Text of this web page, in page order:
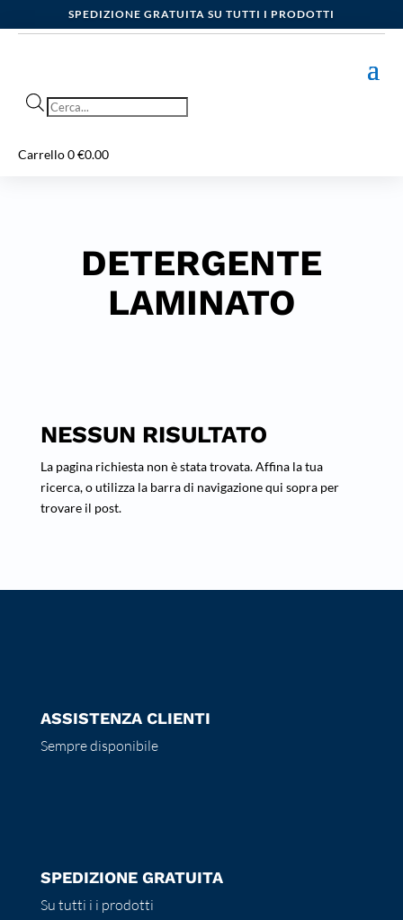
SPEDIZIONE GRATUITA SU TUTTI I PRODOTTI
Products
Carrello0€0.00
DETERGENTE
LAMINATO
NESSUN RISULTATO
La pagina richiesta non è stata trovata. Affina la tua
ricerca, o utilizza la barra di navigazione qui sopra per
trovare il post.
ASSISTENZA CLIENTI
Sempre disponibile
SPEDIZIONE GRATUITA
Su tutti i i prodotti